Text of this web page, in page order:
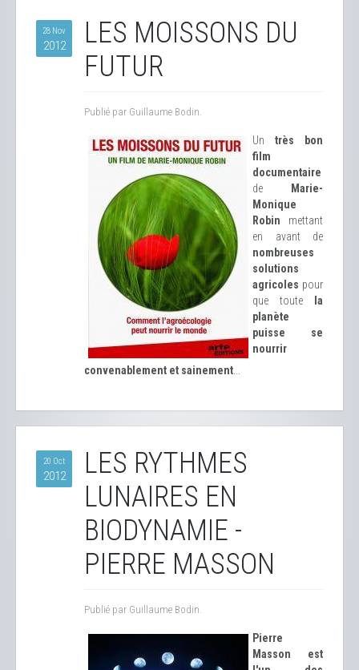
28 Nov
2012
LES MOISSONS DU
FUTUR
Publié par Guillaume Bodin.
Un très bon
film
documentaire
de
Marie-
Monique
Robin mettant
en avant de
nombreuses
solutions
agricoles pour
que toute
la
planète
puisse se
nourrir
convenablement et sainement
20 Oct
2012
LES RYTHMES
LUNAIRES EN
BIODYNAMIE -
PIERRE MASSON
Publié par Guillaume Bodin.
Pierre
Masson est